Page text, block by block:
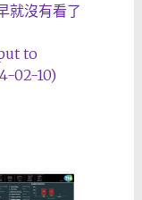
就沒有看了
to
02-10)